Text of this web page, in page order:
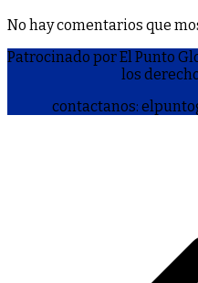
No hay comentarios que
Patrocinado por El Punto
los
contactanos: